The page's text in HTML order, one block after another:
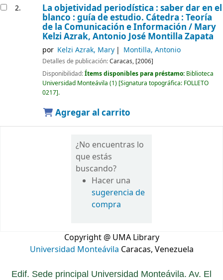
2. La objetividad periodística : saber dar en el
blanco : guía de estudio. Cátedra : Teoría
de la Comunicación e Información / Mary
Kelzi Azrak, Antonio José Montilla Zapata
por Kelzi Azrak, Mary Montilla, Antonio
Detalles de publicación:Caracas, [2006]
Disponibilidad:Ítems disponibles para préstamo: Biblioteca
Universidad Monteávila (1) Signatura topográfica: FOLLETO
0217 .
Agregar al carrito
¿No encuentras lo
que estás
buscando?
Hacer una
sugerencia de
compra
Copyright @ UMA Library
Universidad Monteávila Caracas, Venezuela
Edif. Sede principal Universidad Monteávila. Av. El